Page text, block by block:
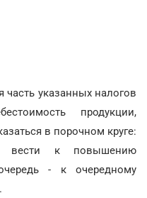
часть указанных налогов
продукции,
в порочном круге:
вести к повышению
- к очередному